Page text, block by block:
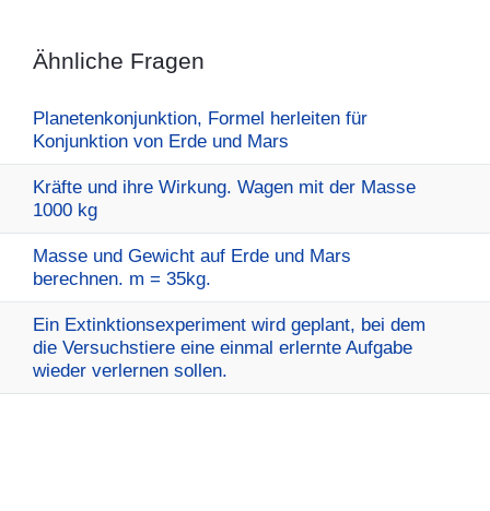
Ähnliche Fragen
Planetenkonjunktion, Formel herleiten für
Konjunktion von Erde und Mars
Kräfte und ihre Wirkung. Wagen mit der Masse
1000 kg
Masse und Gewicht auf Erde und Mars
berechnen. m = 35kg.
Ein Extinktionsexperiment wird geplant, bei dem
die Versuchstiere eine einmal erlernte Aufgabe
wieder verlernen sollen.